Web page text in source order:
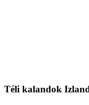
Téli kalandok